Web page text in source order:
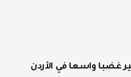
غضبا واسعا في الأردن